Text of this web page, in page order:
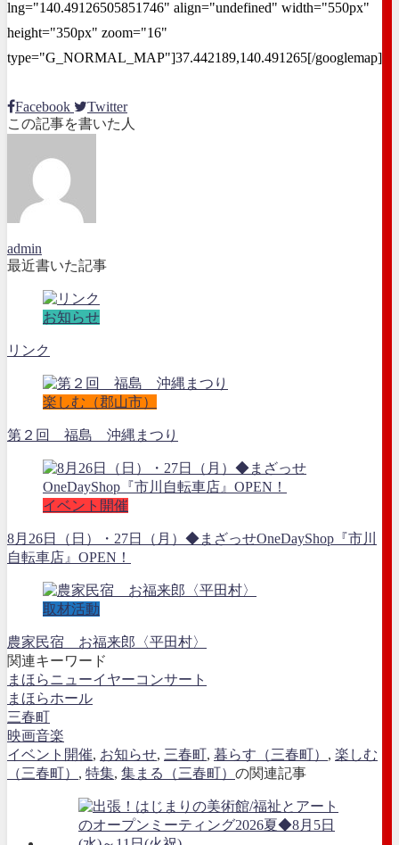
lng="140.49126505851746" align="undefined" width="550px"
height="350px" zoom="16"
type="G_NORMAL_MAP"]37.442189,140.491265[/googlemap]
Facebook
Twitter
この記事を書いた人
admin
最近書いた記事
お知らせ
リンク
楽しむ（郡山市）
第２回 福島 沖縄まつり
イベント開催
8月26日（日）・27日（月）◆まざっせOneDayShop『市川
自転車店』OPEN！
取材活動
農家民宿 お福来郎〈平田村〉
関連キーワード
まほらニューイヤーコンサート
まほらホール
三春町
映画音楽
イベント開催, お知らせ, 三春町, 暮らす（三春町） , 楽しむ
（三春町） , 特集, 集まる（三春町） の関連記事